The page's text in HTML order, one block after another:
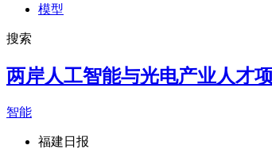
模型
搜索
两岸人工智能与光电产业人才
智能
福建日报